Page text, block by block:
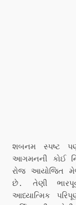
શબનમ સ્પષ્ટ
આગમનની કોઈ
રોજ આયોજિત
છે. તેણી
આધ્યાત્મિક